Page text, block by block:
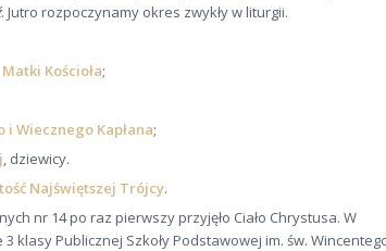
. Jutro rozpoczynamy okres zwykły w liturgii.
Kościoła;
i Wiecznego Kapłana;
, dziewicy.
Najświętszej Trójcy.
nr 14 po raz pierwszy przyjęło Ciało Chrystusa. W
klasy Publicznej Szkoły Podstawowej im. św.